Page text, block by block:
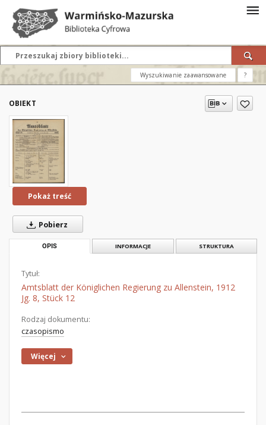
Wyszukiwanie zaawansowane ?
OBIEKT
Pokaż treść
Pobierz
OPIS INFORMACJE STRUKTURA
Tytuł:
Amtsblatt der Königlichen Regierung zu Allenstein, 1912
Jg. 8, Stück 12
Rodzaj dokumentu:
czasopismo
Więcej